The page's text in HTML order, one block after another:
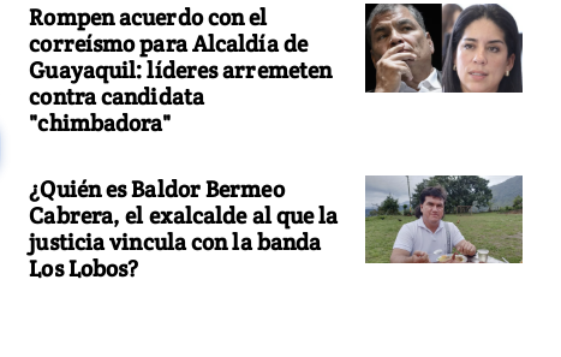
Rompen acuerdo con el
correísmo para Alcaldía de
Guayaquil: líderes arremeten
contra candidata
"chimbadora"
¿Quién es Baldor Bermeo
Cabrera, el exalcalde al que la
justicia vincula con la banda
Los Lobos?